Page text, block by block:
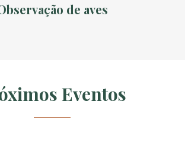
de aves
Eventos